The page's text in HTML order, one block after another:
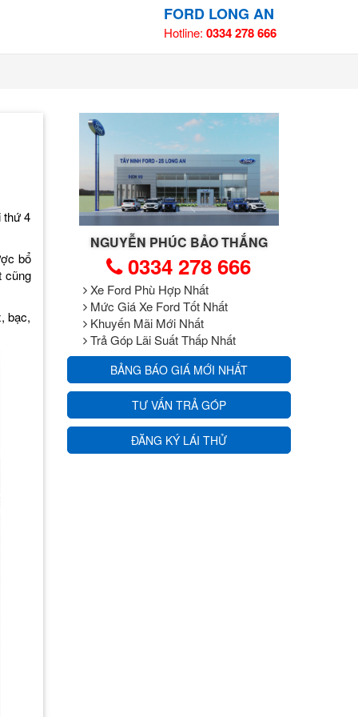
FORD LONG AN
Hotline: 0334 278 666
thứ 4
bổ
cũng
bạc,
NGUYỄN PHÚC BẢO THẮNG
0334 278 666
Xe Ford Phù Hợp Nhất
Mức Giá Xe Ford Tốt Nhất
Khuyến Mãi Mới Nhất
Trả Góp Lãi Suất Thấp Nhất
BẢNG BÁO GIÁ MỚI NHẤT
TƯ VẤN TRẢ GÓP
ĐĂNG KÝ LÁI THỬ